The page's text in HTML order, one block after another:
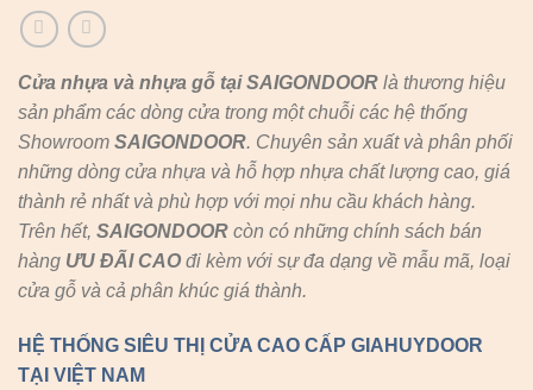
Cửa nhựa và nhựa gỗ tại SAIGONDOOR là thương hiệu
sản phẩm các dòng cửa trong một chuỗi các hệ thống
Showroom SAIGONDOOR. Chuyên sản xuất và phân phối
những dòng cửa nhựa và hỗ hợp nhựa chất lượng cao, giá
thành rẻ nhất và phù hợp với mọi nhu cầu khách hàng.
Trên hết, SAIGONDOOR còn có những chính sách bán
hàng ƯU ĐÃI CAO đi kèm với sự đa dạng về mẫu mã, loại
cửa gỗ và cả phân khúc giá thành.
HỆ THỐNG SIÊU THỊ CỬA CAO CẤP GIAHUYDOOR
TẠI VIỆT NAM